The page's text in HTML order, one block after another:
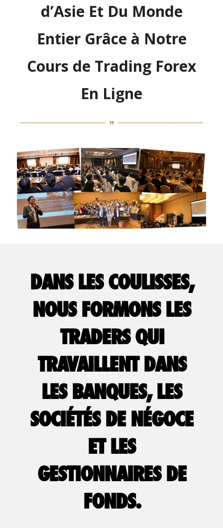
d’Asie Et Du Monde
Entier Grâce à Notre
Cours de Trading Forex
En Ligne
DANS LES COULISSES,
NOUS FORMONS LES
TRADERS QUI
TRAVAILLENT DANS
LES BANQUES, LES
SOCIÉTÉS DE NÉGOCE
ET LES
GESTIONNAIRES DE
FONDS.